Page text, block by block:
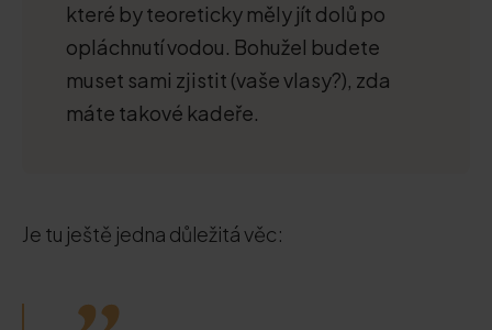
které by teoreticky měly jít dolů po
opláchnutí vodou. Bohužel budete
muset sami zjistit (vaše vlasy?), zda
máte takové kadeře.
Je tu ještě jedna důležitá věc: